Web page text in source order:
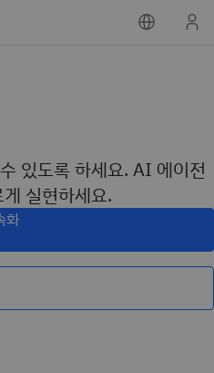
있도록 하세요. AI 에이전
실현하세요.
화